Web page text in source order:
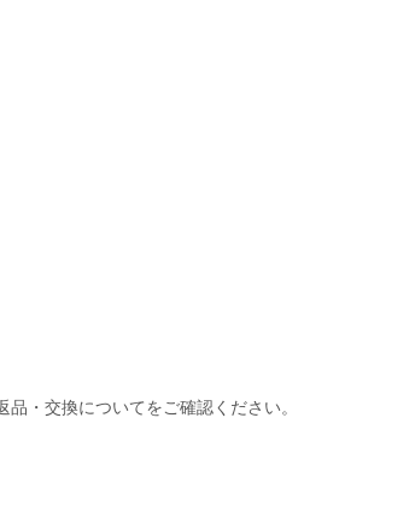
・交換についてをご確認ください。